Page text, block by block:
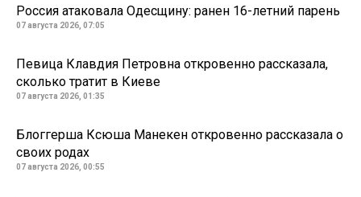
Россия атаковала Одесщину: ранен 16-летний парень
07 августа 2026, 07:05
Певица Клавдия Петровна откровенно рассказала,
сколько тратит в Киеве
07 августа 2026, 01:35
Блоггерша Ксюша Манекен откровенно рассказала о
своих родах
07 августа 2026, 00:55